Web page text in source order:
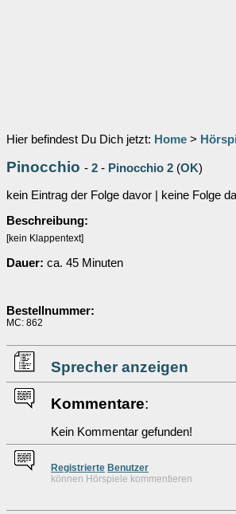
Hier befindest Du Dich jetzt: Home >
Pinocchio - 2 - Pinocchio 2 (OK)
kein Eintrag der Folge davor | keine Folge
Beschreibung:
[kein Klappentext]
Dauer: ca. 45 Minuten
Bestellnummer:
MC: 862
Sprecher anzeigen
Kommentare:
Kein Kommentar gefunden!
Registrierte Benutzer
können Hörspiele kommentieren